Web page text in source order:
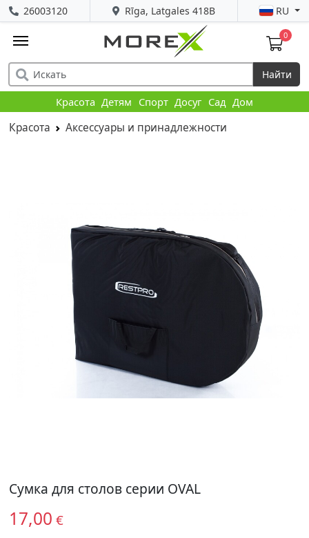
Rīga, Latgales 418B
26003120 RU
0
Найти
Красота Детям Спорт Досуг Сад Дом
Красота Аксессуары и принадлежности
Сумка для столов серии OVAL
17,00 €